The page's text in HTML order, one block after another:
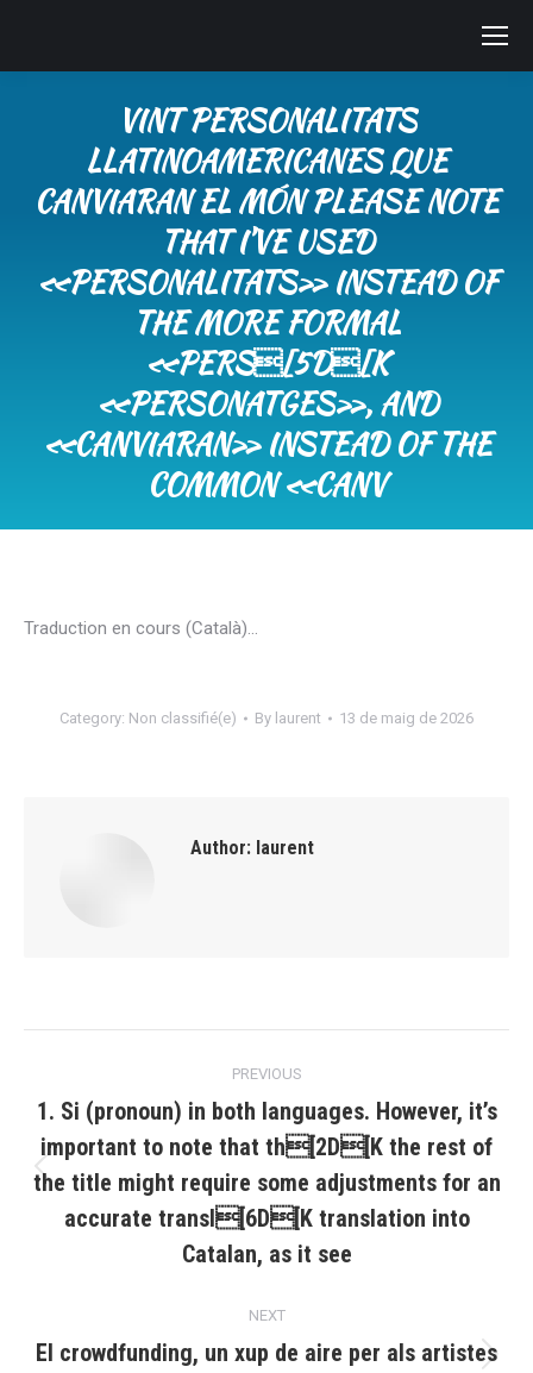
VINT PERSONALITATS
LLATINOAMERICANES QUE
CANVIARAN EL MÓN PLEASE NOTE
THAT I’VE USED
«PERSONALITATS» INSTEAD OF
THE MORE FORMAL
«PERS[5D[K
«PERSONATGES», AND
«CANVIARAN» INSTEAD OF THE
COMMON «CANV
Traduction en cours (Català)…
Category: Non classifié(e) By laurent 13 de maig de 2026
Author: laurent
navigation
PREVIOUS
Previous
post:
1. Si (pronoun) in both languages. However, it’s
important to note that th[2D[K the rest of
the title might require some adjustments for an
accurate transl[6D[K translation into
Catalan, as it see
NEXT
El crowdfunding, un xup de aire per als artistes